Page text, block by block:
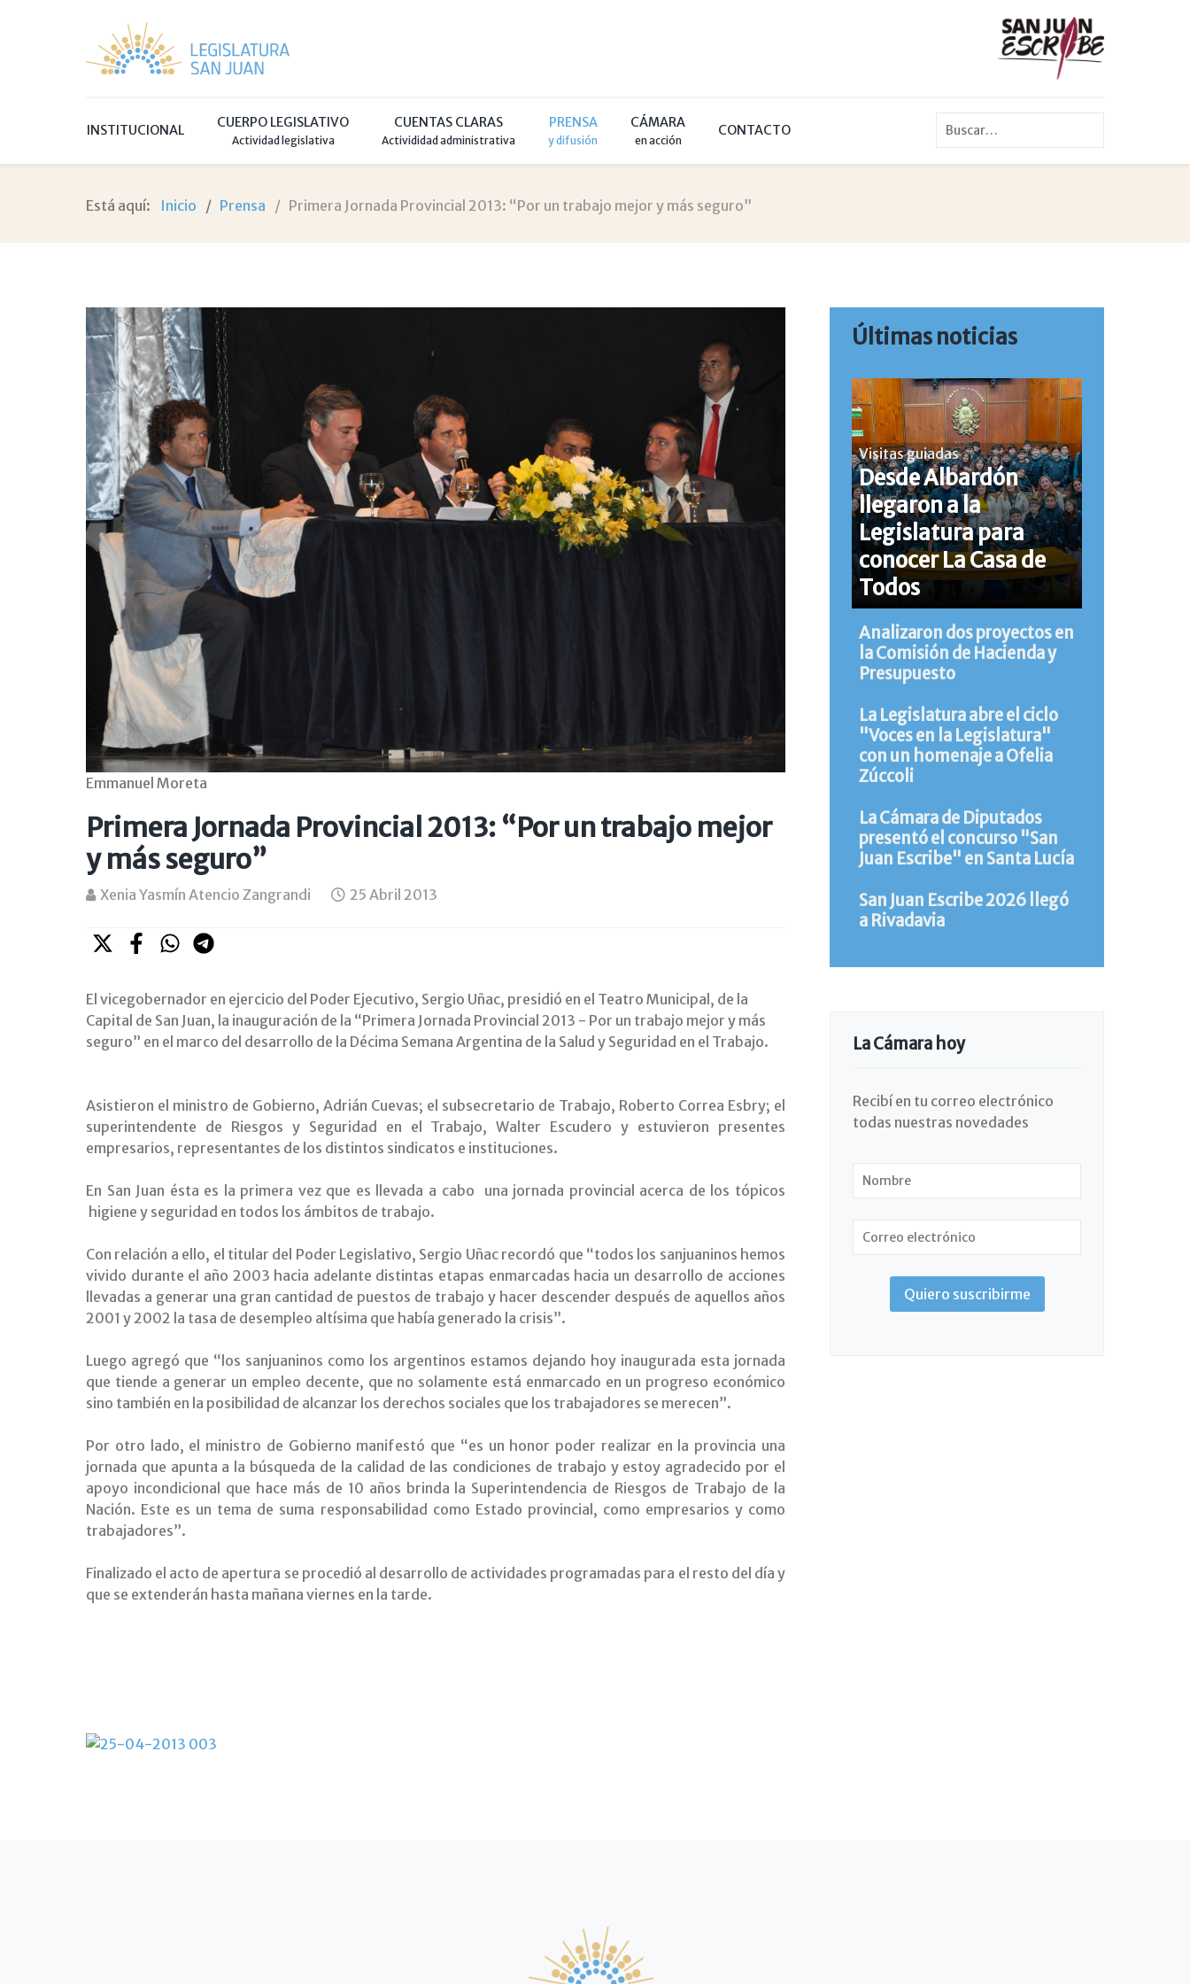
INSTITUCIONAL CUERPO LEGISLATIVO
Actividad legislativa
CUENTAS CLARAS
Activididad administrativa
PRENSA
y difusión
CÁMARA
en acción
CONTACTO Buscar
Está aquí: Inicio Prensa Primera Jornada Provincial 2013: “Por un trabajo mejor y más seguro”
Emmanuel Moreta
Primera Jornada Provincial 2013: “Por un trabajo mejor
y más seguro”
Xenia Yasmín Atencio Zangrandi 25 Abril 2013
El vicegobernador en ejercicio del Poder Ejecutivo, Sergio Uñac, presidió en el Teatro Municipal, de la
Capital de San Juan, la inauguración de la “Primera Jornada Provincial 2013 - Por un trabajo mejor y más
seguro” en el marco del desarrollo de la Décima Semana Argentina de la Salud y Seguridad en el Trabajo.
Asistieron el ministro de Gobierno, Adrián Cuevas; el subsecretario de Trabajo, Roberto Correa Esbry; el
superintendente de Riesgos y Seguridad en el Trabajo, Walter Escudero y estuvieron presentes
empresarios, representantes de los distintos sindicatos e instituciones.
En San Juan ésta es la primera vez que es llevada a cabo una jornada provincial acerca de los tópicos
higiene y seguridad en todos los ámbitos de trabajo.
Con relación a ello, el titular del Poder Legislativo, Sergio Uñac recordó que “todos los sanjuaninos hemos
vivido durante el año 2003 hacia adelante distintas etapas enmarcadas hacia un desarrollo de acciones
llevadas a generar una gran cantidad de puestos de trabajo y hacer descender después de aquellos años
2001 y 2002 la tasa de desempleo altísima que había generado la crisis”.
Luego agregó que “los sanjuaninos como los argentinos estamos dejando hoy inaugurada esta jornada
que tiende a generar un empleo decente, que no solamente está enmarcado en un progreso económico
sino también en la posibilidad de alcanzar los derechos sociales que los trabajadores se merecen”.
Por otro lado, el ministro de Gobierno manifestó que “es un honor poder realizar en la provincia una
jornada que apunta a la búsqueda de la calidad de las condiciones de trabajo y estoy agradecido por el
apoyo incondicional que hace más de 10 años brinda la Superintendencia de Riesgos de Trabajo de la
Nación. Este es un tema de suma responsabilidad como Estado provincial, como empresarios y como
trabajadores”.
Finalizado el acto de apertura se procedió al desarrollo de actividades programadas para el resto del día y
que se extenderán hasta mañana viernes en la tarde.
Últimas noticias
Visitas guiadas
Desde Albardón
llegaron a la
Legislatura para
conocer La Casa de
Todos
Analizaron dos proyectos en
la Comisión de Hacienda y
Presupuesto
La Legislatura abre el ciclo
"Voces en la Legislatura"
con un homenaje a Ofelia
Zúccoli
La Cámara de Diputados
presentó el concurso "San
Juan Escribe" en Santa Lucía
San Juan Escribe 2026 llegó
a Rivadavia
La Cámara hoy
Recibí en tu correo electrónico
todas nuestras novedades